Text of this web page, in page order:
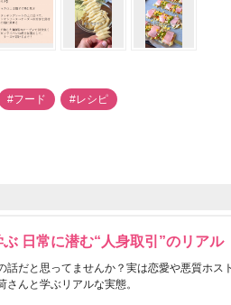
#フード #レシピ
日常に潜む“人身取引”のリアル
話だと思ってませんか？実は恋愛や悪質ホス
さんと学ぶリアルな実態。